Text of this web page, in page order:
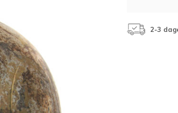
2-3